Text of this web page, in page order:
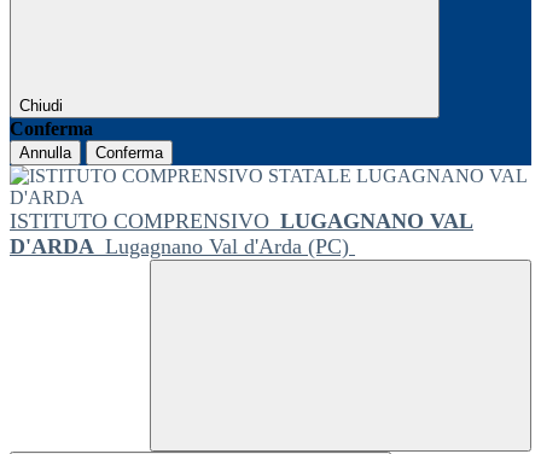
Chiudi
Conferma
Annulla Conferma
ISTITUTO COMPRENSIVO LUGAGNANO VAL
D'ARDA Lugagnano Val d'Arda (PC)